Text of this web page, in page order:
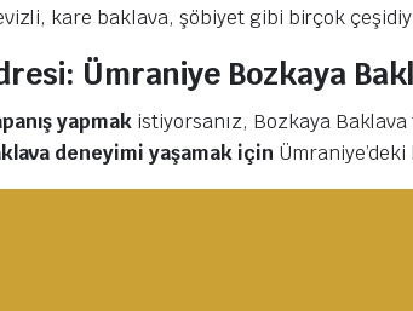
kare baklava, şöbiyet gibi birçok
Ümraniye Bozkaya
yapmak istiyorsanız, Bozkaya
deneyimi yaşamak için